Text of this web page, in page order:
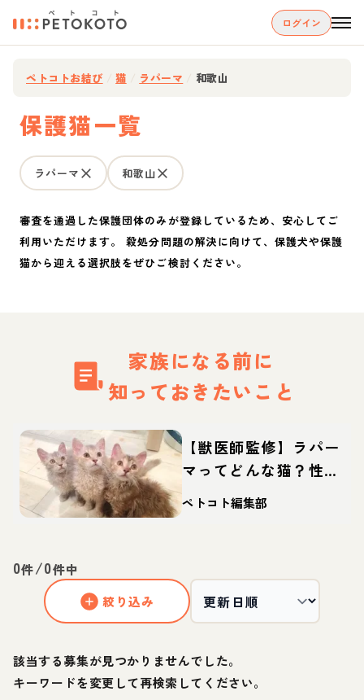
ログイン
ペトコトお結び 猫 ラパーマ 和歌山
保護猫一覧
ラパーマ 和歌山
審査を通過した保護団体のみが登録しているため、安心してご
利用いただけます。 殺処分問題の解決に向けて、保護犬や保護
猫から迎える選択肢をぜひご検討ください。
家族になる前に
知っておきたいこと
【獣医師監修】ラパー
マってどんな猫？性
格・体重・寿命の特
徴・迎え方
ペトコト編集部
0件/0件中
絞り込み
該当する募集が見つかりませんでした。
キーワードを変更して再検索してください。